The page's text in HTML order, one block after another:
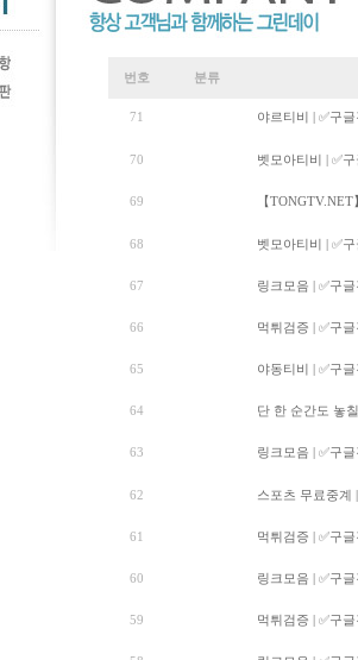
번호 분류
71 야르티비 | ✅구
70 벳모아티비 | ✅
69 【
68 벳모아티비 | ✅
67 링크모음 | ✅구
66 먹튀검증 | ✅구
65 야동티비 | ✅구
64 단 한 순간도 놓
63 링크모음 | ✅구
62 스포츠 무료중계
61 먹튀검증 | ✅구
60 링크모음 | ✅구
59 먹튀검증 | ✅구